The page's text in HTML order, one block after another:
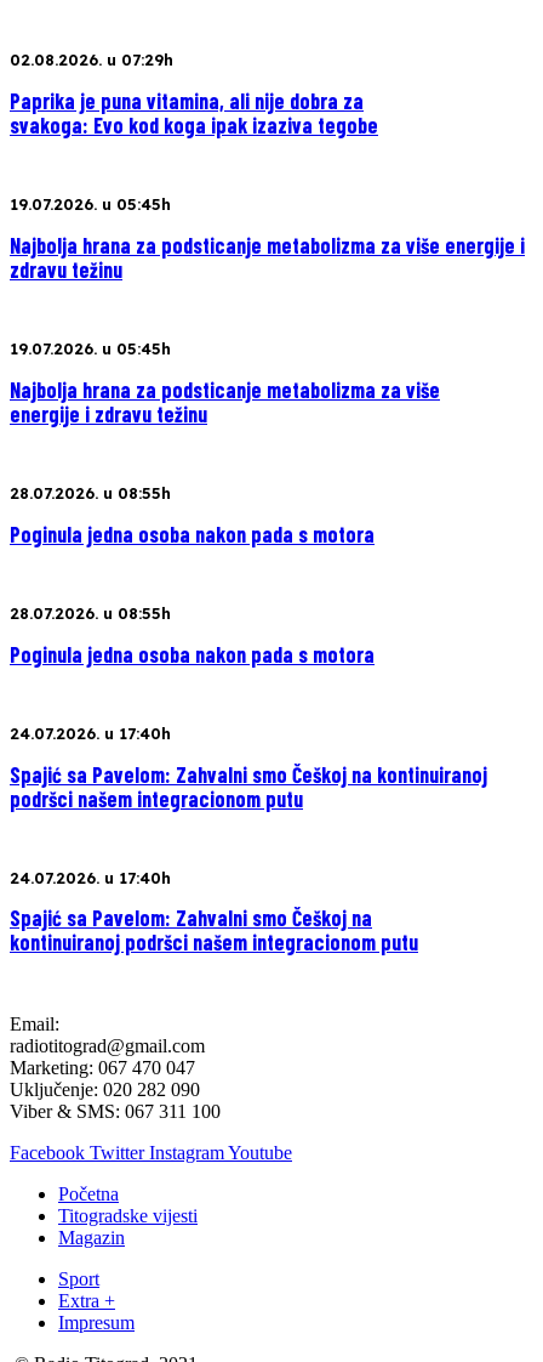
02.08.2026. u 07:29h
Paprika je puna vitamina, ali nije dobra za
svakoga: Evo kod koga ipak izaziva tegobe
19.07.2026. u 05:45h
Najbolja hrana za podsticanje metabolizma za više energije i
zdravu težinu
19.07.2026. u 05:45h
Najbolja hrana za podsticanje metabolizma za više
energije i zdravu težinu
28.07.2026. u 08:55h
Poginula jedna osoba nakon pada s motora
28.07.2026. u 08:55h
Poginula jedna osoba nakon pada s motora
24.07.2026. u 17:40h
Spajić sa Pavelom: Zahvalni smo Češkoj na kontinuiranoj
podršci našem integracionom putu
24.07.2026. u 17:40h
Spajić sa Pavelom: Zahvalni smo Češkoj na
kontinuiranoj podršci našem integracionom putu
Email:
radiotitograd@gmail.com
Marketing: 067 470 047
Uključenje: 020 282 090
Viber & SMS: 067 311 100
Facebook Twitter InstagramYoutube
Početna
Titogradske vijesti
Magazin
Sport
Extra +
Impresum